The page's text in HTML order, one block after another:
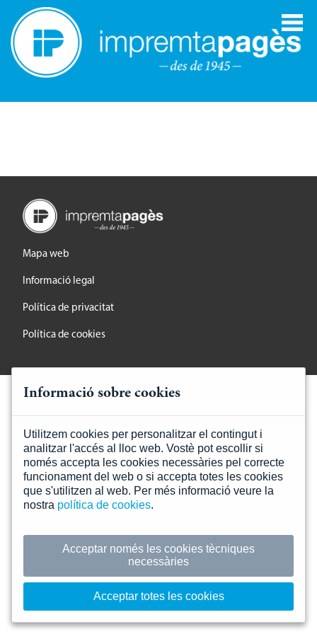
Mapa web
Informació legal
Política de privacitat
Política de cookies
Informació sobre cookies
Utilitzem cookies per personalitzar el contingut i
analitzar l'accés al lloc web. Vostè pot escollir si
només accepta les cookies necessàries pel correcte
funcionament del web o si accepta totes les cookies
que s'utilitzen al web. Per més informació veure la
nostra política de cookies.
Acceptar només les cookies tècniques
necessàries
Acceptar totes les cookies